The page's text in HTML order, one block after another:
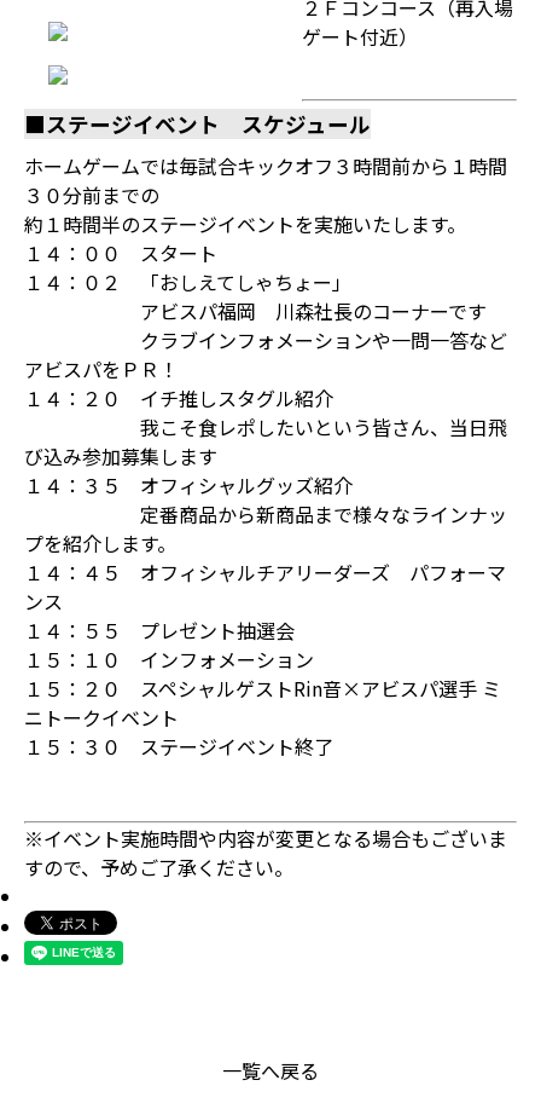
２Ｆコンコース（再入場
ゲート付近）
■ステージイベント スケジュール
ホームゲームでは毎試合キックオフ３時間前から１時間
３０分前までの
約１時間半のステージイベントを実施いたします。
１４：００ スタート
１４：０２ 「おしえてしゃちょー」
アビスパ福岡 川森社長のコーナーです
クラブインフォメーションや一問一答など
アビスパをＰＲ！
１４：２０ イチ推しスタグル紹介
我こそ食レポしたいという皆さん、当日飛
び込み参加募集します
１４：３５ オフィシャルグッズ紹介
定番商品から新商品まで様々なラインナッ
プを紹介します。
１４：４５ オフィシャルチアリーダーズ パフォーマ
ンス
１４：５５ プレゼント抽選会
１５：１０ インフォメーション
１５：２０ スペシャルゲストRin音×アビスパ選手 ミ
ニトークイベント
１５：３０ ステージイベント終了
※イベント実施時間や内容が変更となる場合もございま
すので、予めご了承ください。
一覧へ戻る